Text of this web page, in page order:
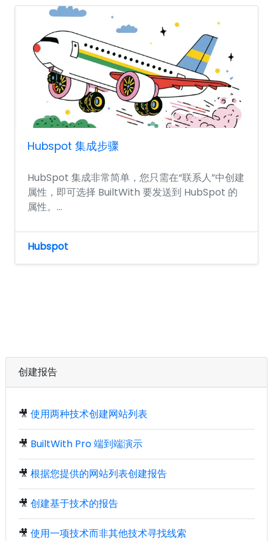
Hubspot 集成步骤
HubSpot 集成非常简单，您只需在“联系人”中创建
属性，即可选择 BuiltWith 要发送到 HubSpot 的
属性。...
Hubspot
创建报告
🎥 使用两种技术创建网站列表
🎥 BuiltWith Pro 端到端演示
🎥 根据您提供的网站列表创建报告
🎥 创建基于技术的报告
🎥 使用一项技术而非其他技术寻找线索